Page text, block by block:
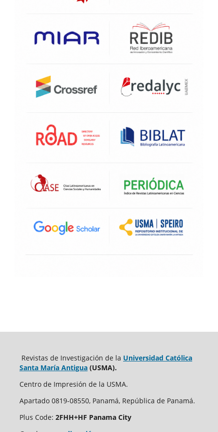
Revistas de Investigación de la Universidad Católica
Santa María Antigua(USMA).
Centro de Impresión de la USMA.
Apartado 0819-08550, Panamá, República de Panamá.
Plus Code: 2FHH+HF Panama City